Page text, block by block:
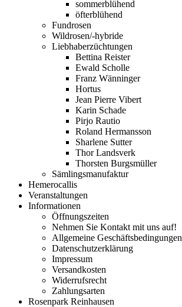
sommerblühend
öfterblühend
Fundrosen
Wildrosen/-hybride
Liebhaberzüchtungen
Bettina Reister
Ewald Scholle
Franz Wänninger
Hortus
Jean Pierre Vibert
Karin Schade
Pirjo Rautio
Roland Hermansson
Sharlene Sutter
Thor Landsverk
Thorsten Burgsmüller
Sämlingsmanufaktur
Hemerocallis
Veranstaltungen
Informationen
Öffnungszeiten
Nehmen Sie Kontakt mit uns auf!
Allgemeine Geschäftsbedingungen
Datenschutzerklärung
Impressum
Versandkosten
Widerrufsrecht
Zahlungsarten
Rosenpark Reinhausen